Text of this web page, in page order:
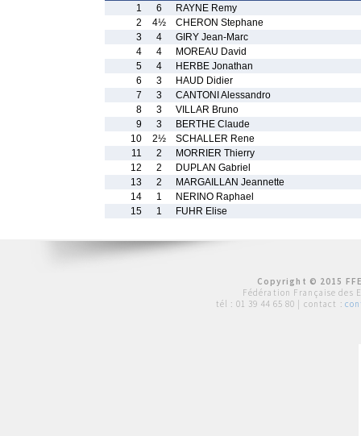
1
6
RAYNE Remy
2
4½
CHERON Stephane
3
4
GIRY Jean-Marc
4
4
MOREAU David
5
4
HERBE Jonathan
6
3
HAUD Didier
7
3
CANTONI Alessandro
8
3
VILLAR Bruno
9
3
BERTHE Claude
10
2½
SCHALLER Rene
11
2
MORRIER Thierry
12
2
DUPLAN Gabriel
13
2
MARGAILLAN Jeannette
14
1
NERINO Raphael
15
1 FUHR Elise
Copyright © 2015
Fédération Française des
tél : 01 39 44 65 80 | contact :